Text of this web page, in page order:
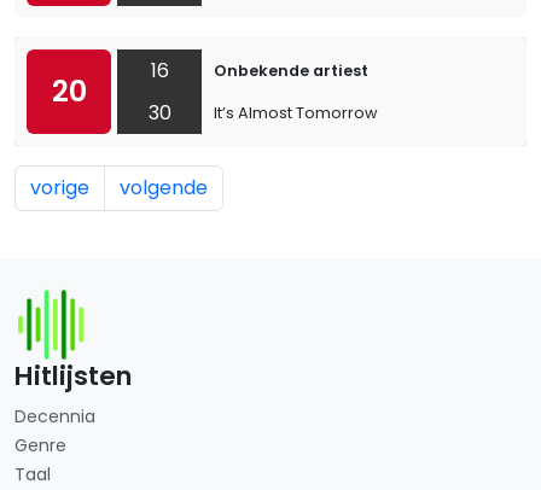
20
16
30
Onbekende artiest
It’s Almost Tomorrow
vorige volgende
Hitlijsten
Decennia
Genre
Taal